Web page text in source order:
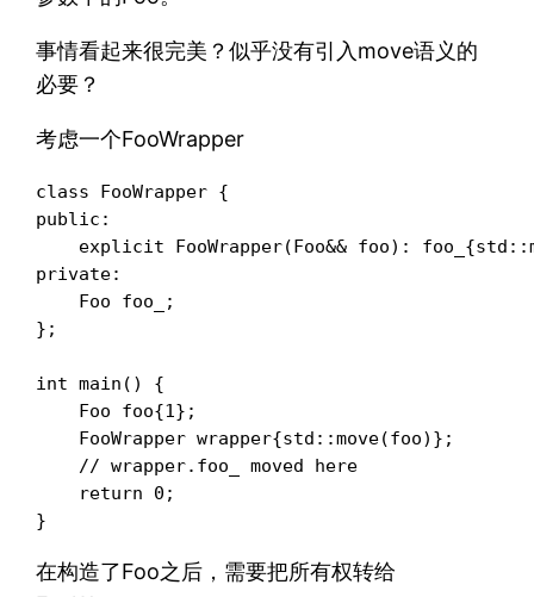
事情看起来很完美？似乎没有引入move语义的
必要？
考虑一个FooWrapper
class FooWrapper {
public:
explicit FooWrapper(Foo&& foo):
private:
    Foo foo_;
};
int main() {
    Foo foo{1};
    FooWrapper wrapper{std::move(foo)};
    // wrapper.foo_ moved here
    return 0;
}
在构造了Foo之后，需要把所有权转给